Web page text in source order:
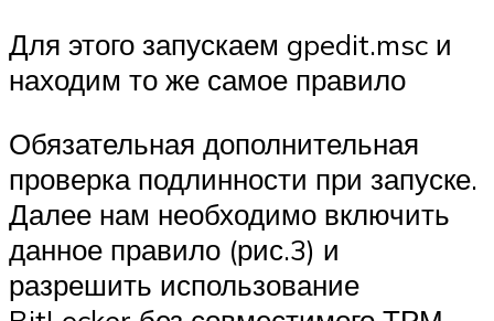
Для этого запускаем gpedit.msc и
находим то же самое правило
Обязательная дополнительная
проверка подлинности при запуске.
Далее нам необходимо включить
данное правило (рис.3) и
разрешить использование